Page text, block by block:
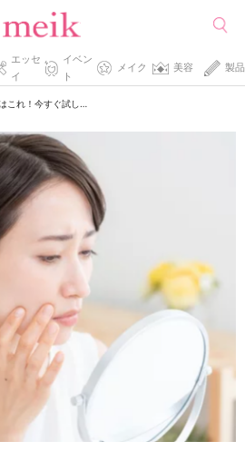
エッセ
イ
イベン
ト
メイク 美容 製品
秋の乾燥肌、原因はこれ！今すぐ試したい潤いチャージ術10選